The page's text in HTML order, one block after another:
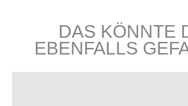
DAS KÖNNTE
EBENFALLS